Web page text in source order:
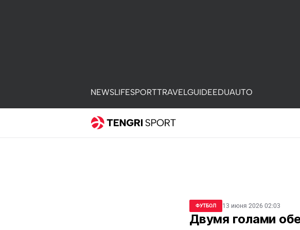
NEWSLIFESPORTTRAVELGUIDEEDUAUTO
ФУТБОЛ 13 июня 2026 02:03
Двумя голами